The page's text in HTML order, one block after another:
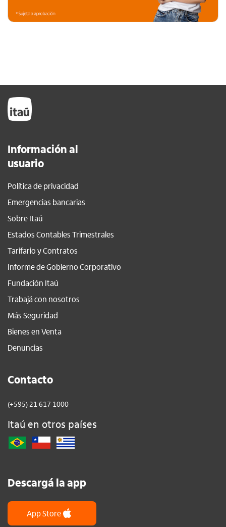
Información al
usuario
Política de privacidad
Emergencias bancarias
Sobre Itaú
Estados Contables Trimestrales
Tarifario y Contratos
Informe de Gobierno Corporativo
Fundación Itaú
Trabajá con nosotros
Más Seguridad
Bienes en Venta
Denuncias
Contacto
(+595) 21 617 1000
Itaú en otros países
Descargá la app
App Store